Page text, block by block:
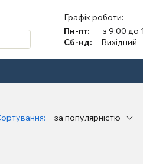
Графік роботи:
Пн-пт:
з 9:00 до
Сб-нд:
Вихідний
за популярністю